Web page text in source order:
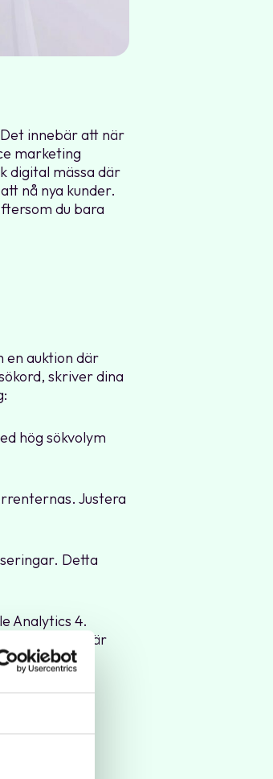
innebär att när
marketing
digital mässa där
nå nya kunder.
du bara
en auktion där
skriver dina
hög sökvolym
Justera
Detta
Analytics 4.
Detta är
fler